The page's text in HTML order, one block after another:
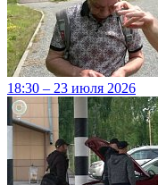
18:30 – 23 июля 2026